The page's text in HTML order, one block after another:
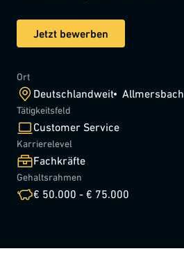
Jetzt bewerben
Ort
Deutschlandweit Allmersbach
Tätigkeitsfeld
Customer Service
Karrierelevel
Fachkräfte
Gehaltsrahmen
€ 50.000 - € 75.000